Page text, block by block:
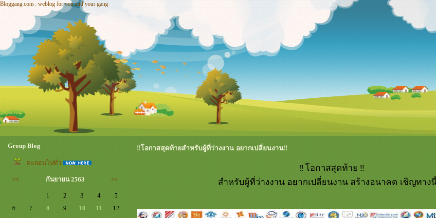
Bloggang.com : weblog for you and your gang
Group Blog
ตะลอนไปทั่ว
<< กันยายน 2563 >>
1 2 3 4
5
6
7 8 9 10 11
12
‼️โอกาสสุดท้ายสำหรับผู้ที่ว่างงาน อยากเปลี่ยนงาน‼️
อกาสสุดท้า
สำหรับผู้ที่ว่างงาน อยากเปลี่ยนงาน สร้างอนาคต เชิญทาง